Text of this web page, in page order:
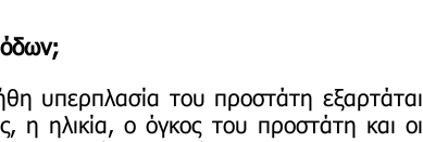
υπερπλασία του προστάτη εξαρτάται
η ηλικία, ο όγκος του προστάτη και οι